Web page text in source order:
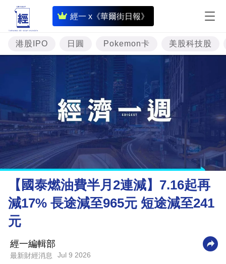
經一 x《華爾街日報》
即
時
財
經
專
題
投
資
樓
市
理
財
商
技
港股IPO 日圓 Pokemon卡 美股科技股
【國泰燃油費半月2連減】7.16起再
減17% 長途減至965元 短途減至241
元
經一編輯部
最新財經消息 Jul 9 2026